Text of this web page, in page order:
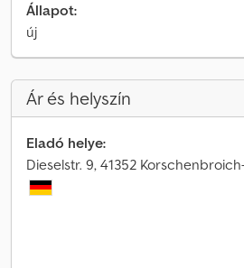
Állapot:
új
Ár és helyszín
Eladó helye:
Dieselstr. 9, 41352